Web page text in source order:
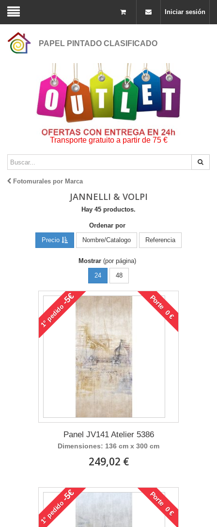
Iniciar sesión
PAPEL PINTADO CLASIFICADO
Transporte gratuito a partir de 75 €
Fotomurales por Marca
JANNELLI & VOLPI
Hay 45 productos.
Ordenar por
Precio
Nombre/Catalogo Referencia
Mostrar (por página)
24
48
1°
pedido
-5€ Porte 0 €
Panel JV141 Atelier 5386
Dimensiones: 136 cm x 300 cm
249,02 €
1°
pedido
-5€ Porte 0 €